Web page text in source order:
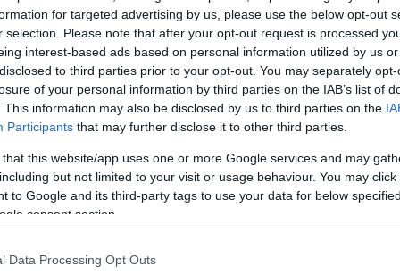
for targeted advertising by us, please use the below opt-out
selection. Please note that after your opt-out request is processed
interest-based ads based on personal information utilized by us
to third parties prior to your opt-out. You may separately
of your personal information by third parties on the IAB’s list of
This information may also be disclosed by us to third parties on the
Participants that may further disclose it to other third parties.
that this website/app uses one or more Google services and may
but not limited to your visit or usage behaviour. You may
to Google and its third-party tags to use your data for below
consent section.
Data Processing Opt Outs
Τεχεράνη στο πλαίσιο των εορτασμών για την
έχουν επιβεβαιώσει μέχρι στιγμής τον θάνατό
του Ιράν να μεταδίδει γραπτό του μήνυμα που
πραγματοποιούνται οι κηδείες των 84 ναυτικών
IRIS Dena του ιρανικού ναυτικού βυθίστηκε από
στα ανοικτά των ακτών της Σρι Λάνκα νωρίτερα